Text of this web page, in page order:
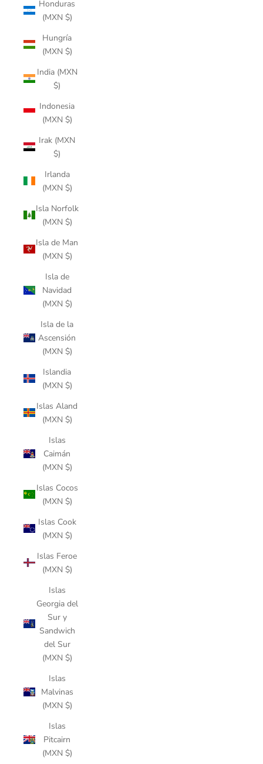
Honduras
(MXN $)
Hungría
(MXN $)
India (MXN
$)
Indonesia
(MXN $)
Irak (MXN
$)
Irlanda
(MXN $)
Isla Norfolk
(MXN $)
Isla de Man
(MXN $)
Isla de
Navidad
(MXN $)
Isla de la
Ascensión
(MXN $)
Islandia
(MXN $)
Islas Aland
(MXN $)
Islas
Caimán
(MXN $)
Islas Cocos
(MXN $)
Islas Cook
(MXN $)
Islas Feroe
(MXN $)
Islas
Georgia del
Sur y
Sandwich
del Sur
(MXN $)
Islas
Malvinas
(MXN $)
Islas
Pitcairn
(MXN $)